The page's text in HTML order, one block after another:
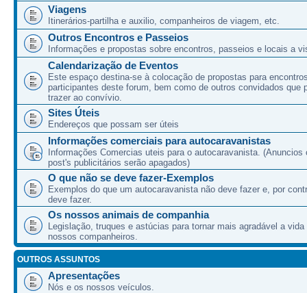
Viagens
Itinerários-partilha e auxilio, companheiros de viagem, etc.
Outros Encontros e Passeios
Informações e propostas sobre encontros, passeios e locais a
Calendarização de Eventos
Este espaço destina-se à colocação de propostas para
participantes deste forum, bem como de outros convidados que
trazer ao convívio.
Sites Úteis
Endereços que possam ser úteis
Informações comerciais para autocaravanistas
Informações Comercias uteis para o autocaravanista. (Anuncios
post's publicitários serão apagados)
O que não se deve fazer-Exemplos
Exemplos do que um autocaravanista não deve fazer e, por
deve fazer.
Os nossos animais de companhia
Legislação, truques e astúcias para tornar mais agradável a vida
nossos companheiros.
OUTROS ASSUNTOS
Apresentações
Nós e os nossos veículos.